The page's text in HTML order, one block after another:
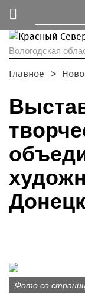
Вологодская
Главное
Фото со